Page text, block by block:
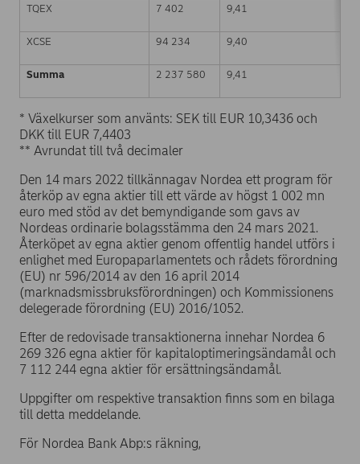
TQEX 7 402 9,41
XCSE 94 234 9,40
Summa 2 237 580 9,41
* Växelkurser som använts: SEK till EUR 10,3436 och
DKK till EUR 7,4403
** Avrundat till två decimaler
Den 14 mars 2022 tillkännagav Nordea ett program för
återköp av egna aktier till ett värde av högst 1 002 mn
euro med stöd av det bemyndigande som gavs av
Nordeas ordinarie bolagsstämma den 24 mars 2021.
Återköpet av egna aktier genom offentlig handel utförs i
enlighet med Europaparlamentets och rådets förordning
(EU) nr 596/2014 av den 16 april 2014
(marknadsmissbruksförordningen) och Kommissionens
delegerade förordning (EU) 2016/1052.
Efter de redovisade transaktionerna innehar Nordea 6
269 326 egna aktier för kapitaloptimeringsändamål och
7 112 244 egna aktier för ersättningsändamål.
Uppgifter om respektive transaktion finns som en bilaga
till detta meddelande.
För Nordea Bank Abp:s räkning,